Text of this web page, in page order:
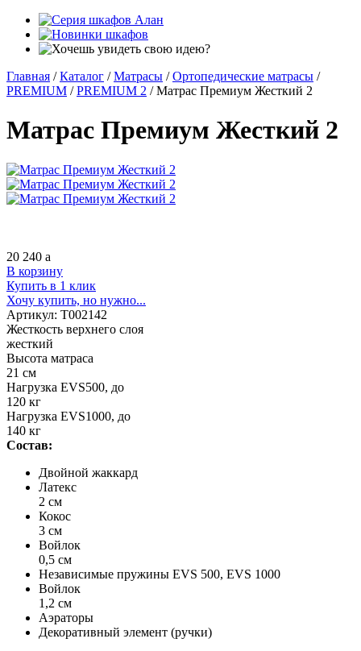
Главная / Каталог / Матрасы / Ортопедические матрасы /
PREMIUM / PREMIUM 2 / Матрас Премиум Жесткий 2
Матрас Премиум Жесткий 2
20 240 a
В корзину
Купить в 1 клик
Хочу купить, но нужно...
Артикул: Т002142
Жесткость верхнего слоя
жесткий
Высота матраса
21 см
Нагрузка EVS500, до
120 кг
Нагрузка EVS1000, до
140 кг
Состав:
Двойной жаккард
Латекс
2 см
Кокос
3 см
Войлок
0,5 см
Независимые пружины EVS 500, EVS 1000
Войлок
1,2 см
Аэраторы
Декоративный элемент (ручки)